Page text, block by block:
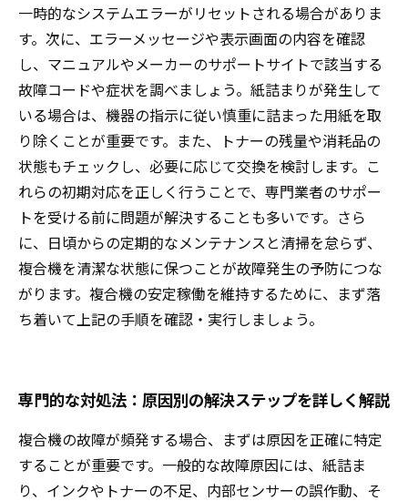
一時的なシステムエラーがリセットされる場合がありま
す。次に、エラーメッセージや表示画面の内容を確認
し、マニュアルやメーカーのサポートサイトで該当する
故障コードや症状を調べましょう。紙詰まりが発生して
いる場合は、機器の指示に従い慎重に詰まった用紙を取
り除くことが重要です。また、トナーの残量や消耗品の
状態もチェックし、必要に応じて交換を検討します。こ
れらの初期対応を正しく行うことで、専門業者のサポー
トを受ける前に問題が解決することも多いです。さら
に、日頃からの定期的なメンテナンスと清掃を怠らず、
複合機を清潔な状態に保つことが故障発生の予防につな
がります。複合機の安定稼働を維持するために、まず落
ち着いて上記の手順を確認・実行しましょう。
専門的な対処法：原因別の解決ステップを詳しく解説
複合機の故障が頻発する場合、まずは原因を正確に特定
することが重要です。一般的な故障原因には、紙詰ま
り、インクやトナーの不足、内部センサーの誤作動、そ